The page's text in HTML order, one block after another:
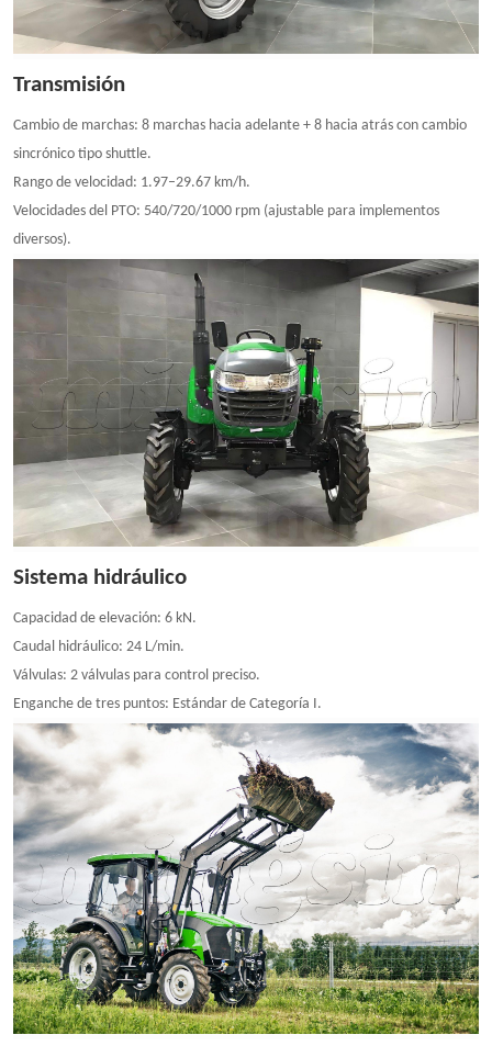
Transmisión
Cambio de marchas: 8 marchas hacia adelante + 8 hacia atrás con cambio
sincrónico tipo shuttle.
Rango de velocidad: 1.97–29.67 km/h.
Velocidades del PTO: 540/720/1000 rpm (ajustable para implementos
diversos).
Sistema hidráulico
Capacidad de elevación: 6 kN.
Caudal hidráulico: 24 L/min.
Válvulas: 2 válvulas para control preciso.
Enganche de tres puntos: Estándar de Categoría I.